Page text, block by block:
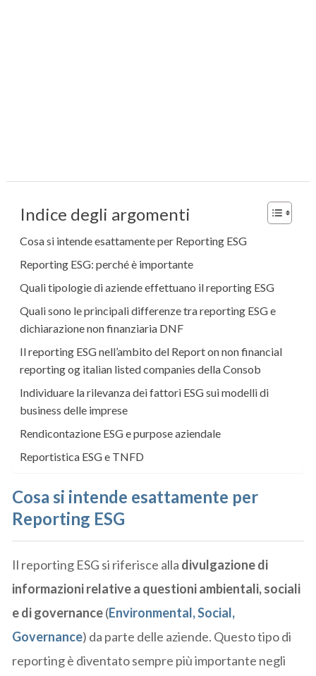
Indice degli argomenti
Cosa si intende esattamente per Reporting ESG
Reporting ESG: perché è importante
Quali tipologie di aziende effettuano il reporting ESG
Quali sono le principali differenze tra reporting ESG e
dichiarazione non finanziaria DNF
Il reporting ESG nell’ambito del Report on non financial
reporting og italian listed companies della Consob
Individuare la rilevanza dei fattori ESG sui modelli di
business delle imprese
Rendicontazione ESG e purpose aziendale
Reportistica ESG e TNFD
Cosa si intende esattamente per
Reporting ESG
Il reporting ESG si riferisce alla divulgazione di
informazioni relative a questioni ambientali, sociali
e di governance(Environmental, Social,
Governance) da parte delle aziende. Questo tipo di
reporting è diventato sempre più importante negli